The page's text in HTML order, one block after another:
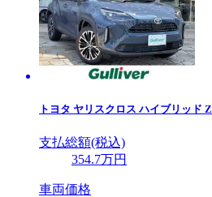
トヨタ ヤリスクロス ハイブリッド Z
支払総額(税込)
354.7万円
車両価格